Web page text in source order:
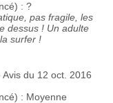
: ?
pas fragile, les
dessus ! Un adulte
surfer !
Avis du 12 oct. 2016
: Moyenne